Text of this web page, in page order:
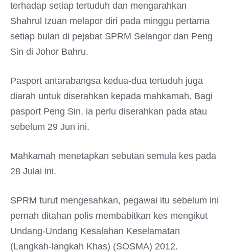
terhadap setiap tertuduh dan mengarahkan
Shahrul Izuan melapor diri pada minggu pertama
setiap bulan di pejabat SPRM Selangor dan Peng
Sin di Johor Bahru.
Pasport antarabangsa kedua-dua tertuduh juga
diarah untuk diserahkan kepada mahkamah. Bagi
pasport Peng Sin, ia perlu diserahkan pada atau
sebelum 29 Jun ini.
Mahkamah menetapkan sebutan semula kes pada
28 Julai ini.
SPRM turut mengesahkan, pegawai itu sebelum ini
pernah ditahan polis membabitkan kes mengikut
Undang-Undang Kesalahan Keselamatan
(Langkah-langkah Khas) (SOSMA) 2012.